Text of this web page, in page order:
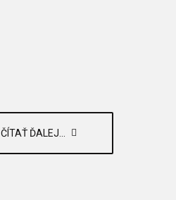
ČÍTAŤ ĎALEJ...